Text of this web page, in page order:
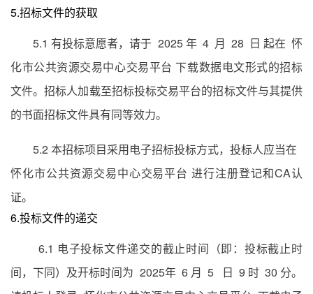
5.招标文件的获取
5.1 有投标意愿者，请于 2025 年 4 月 28 日 起在 怀
化市公共资源交易中心交易平台 下载数据电文形式的招标
文件。招标人加载至招标投标交易平台的招标文件与其提供
的书面招标文件具有同等效力。
5.2 本招标项目采用电子招标投标方式，投标人应当在
怀化市公共资源交易中心交易平台 进行注册登记和CA认
证。
6.投标文件的递交
6.1 电子投标文件递交的截止时间（即：投标截止时
间，下同）及开标时间为 2025年 6 月 5 日 9 时 30 分。